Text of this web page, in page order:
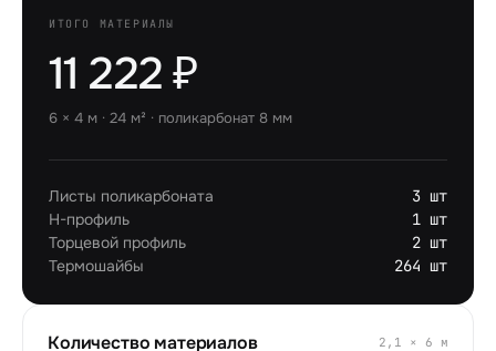
ИТОГО МАТЕРИАЛЫ
11 222 ₽
6 × 4 м · 24 м² · поликарбонат 8 мм
Листы поликарбоната
3 шт
H-профиль
1 шт
Торцевой профиль
2 шт
Термошайбы
264 шт
Количество материалов 2,1 × 6 м